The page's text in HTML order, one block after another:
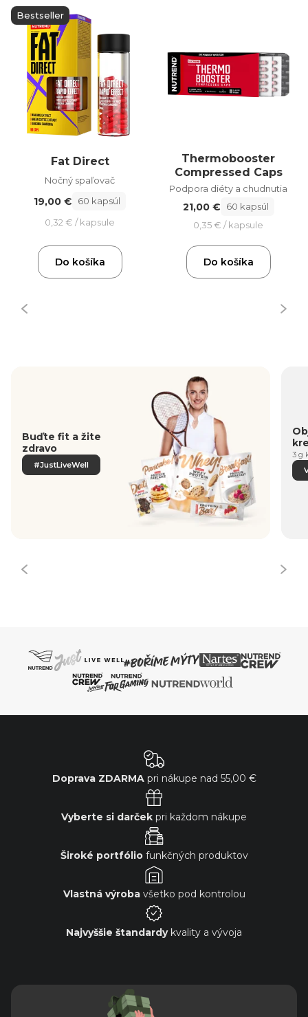
Bestseller
Fat Direct
Nočný spaľovač
19,00 €
60 kapsúl
0,32 € / kapsule
Do košíka
Thermobooster
Compressed Caps
Podpora diéty a chudnutia
21,00 €
60 kapsúl
0,35 € / kapsule
Do košíka
Buďte fit a žite
zdravo
#JustLiveWell
3 g
Doprava ZDARMApri nákupe nad 55,00 €
Vyberte si darček pri každom nákupe
Široké portfóliofunkčných produktov
Vlastná výrobavšetko pod kontrolou
Najvyššie štandardykvality a vývoja